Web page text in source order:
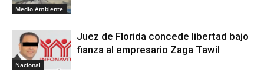
Medio Ambiente
Nacional
Juez de Florida concede libertad bajo
fianza al empresario Zaga Tawil